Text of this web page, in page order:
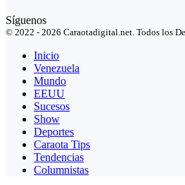
Síguenos
© 2022 - 2026 Caraotadigital.net. Todos los
Inicio
Venezuela
Mundo
EEUU
Sucesos
Show
Deportes
Caraota Tips
Tendencias
Columnistas